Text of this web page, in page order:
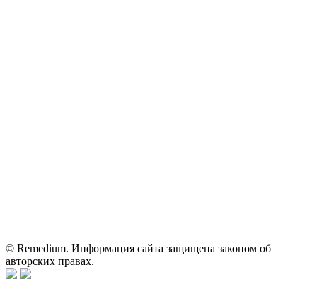
© Remedium. Информация сайта защищена законом об
авторских правах.